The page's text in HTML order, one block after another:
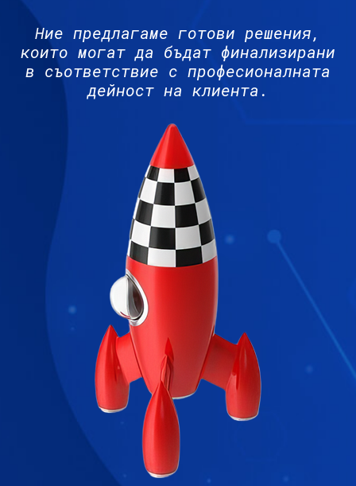
Ние предлагаме готови решения,
които могат да бъдат финализирани
в съответствие с професионалната
дейност на клиента.